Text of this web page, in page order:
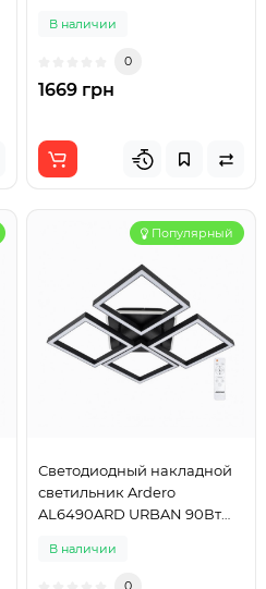
В наличии
0
1669 грн
Популярный
Светодиодный накладной
светильник Ardero
AL6490ARD URBAN 90Вт
В наличии
0